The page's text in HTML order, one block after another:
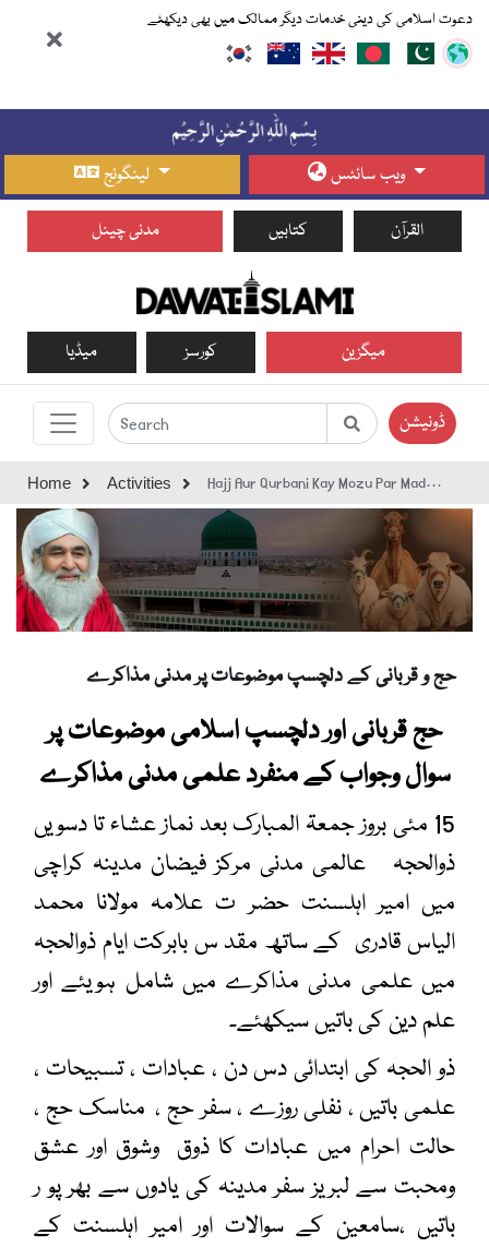
دعوت اسلامی کی دینی خدمات دیگر ممالک میں بھی دیکھئے
لینگوئج ویب سائٹس
القرآن کتابیں مدنی چینل
میگزین کورسز میڈیا
ڈونیشن
Home Activities
Hajj Aur Qurbani Kay Mozu Par Madani
Muzakaray
حج و قربانی کے دلچسپ موضوعات پر مدنی مذاکرے
حج قربانی اور دلچسپ اسلامی موضوعات پر
سوال وجواب کے منفرد علمی مدنی مذاکرے
15 مئی بروز جمعۃ المبارک بعد نماز عشاء تا دسویں
ذوالحجہ عالمی مدنی مرکز فیضان مدینہ کراچی
میں امیر اہلسنت حضر ت علامہ مولانا محمد
الیاس قادری کے ساتھ مقد س بابرکت ایام ذوالحجہ
میں علمی مدنی مذاکرے میں شامل ہویئے اور
علم دین کی باتیں سیکھئے۔
ذو الحجہ کی ابتدائی دس دن ، عبادات ، تسبیحات ،
علمی باتیں ، نفلی روزے ، سفر حج ، مناسک حج ،
حالت احرام میں عبادات کا ذوق وشوق اور عشق
ومحبت سے لبریز سفر مدینہ کی یادوں سے بھر پو ر
باتیں ،سامعین کے سوالات اور امیر اہلسنت کے